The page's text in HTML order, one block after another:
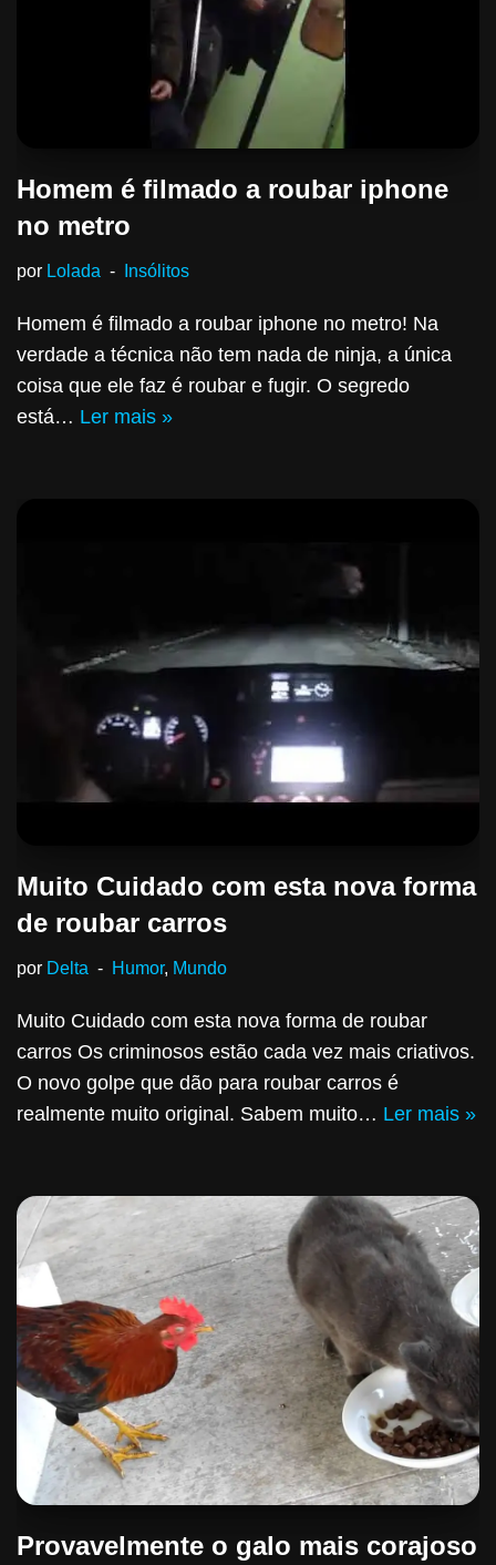
Homem é filmado a roubar iphone
no metro
por Lolada Insólitos
Homem é filmado a roubar iphone no metro! Na
verdade a técnica não tem nada de ninja, a única
coisa que ele faz é roubar e fugir. O segredo
está… Ler mais »
Muito Cuidado com esta nova forma
de roubar carros
por Delta Humor, Mundo
Muito Cuidado com esta nova forma de roubar
carros Os criminosos estão cada vez mais criativos.
O novo golpe que dão para roubar carros é
realmente muito original. Sabem muito… Ler mais »
Provavelmente o galo mais corajoso